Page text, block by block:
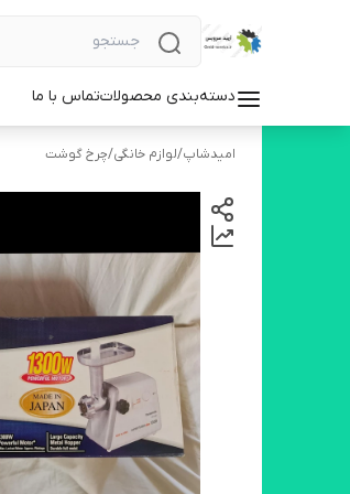
دسته‌بندی محصولاتتماس با ما
امیدشاپ/لوازم خانگی/چرخ گوشت